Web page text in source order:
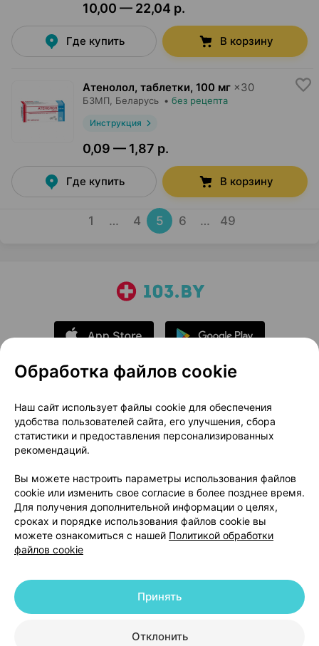
10,00 — 22,04 р.
Где купить В корзину
Атенолол, таблетки, 100 мг ×30
БЗМП , Беларусь • без рецепта
Инструкция
0,09 — 1,87 р.
Где купить В корзину
1 … 4 5 6 … 49
О проекте
Новости проекта
Размещение рекламы
Медицинский маркетинг
Публичный договор
Доставка
Способы оплаты
Вакансии
Партнеры
Написать руководителю 103.by
Написать в поддержку
Персональные настройки Cookie
© 2026 ООО «Артокс Лаб», УНП 191700409 | 220012, Республика Беларусь,
+375 291212755
Обработка файлов cookie
Наш сайт использует файлы cookie для обеспечения
удобства пользователей сайта, его улучшения, сбора
статистики и предоставления персонализированных
рекомендаций.
Вы можете настроить параметры использования файлов
cookie или изменить свое согласие в более позднее время.
Для получения дополнительной информации о целях,
сроках и порядке использования файлов cookie вы
можете ознакомиться с нашей Политикой обработки
файлов cookie
Отклонить
Принять